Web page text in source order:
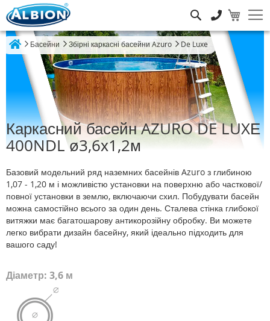
Басейни Збірні каркасні басейни Azuro De Luxe
Каркасний басейн AZURO DE LUXЕ
400NDL ø3,6х1,2м
Базовий модельний ряд наземних басейнів Azuro з глибиною
1,07 - 1,20 м і можливістю установки на поверхню або часткової/
повної установки в землю, включаючи схил. Побудувати басейн
можна самостійно всього за один день. Сталева стінка глибокої
витяжки має багатошарову антикорозійну обробку. Ви можете
легко вибрати дизайн басейну, який ідеально підходить для
вашого саду!
Діаметр: 3,6 м